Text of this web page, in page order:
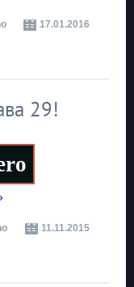
17.01.2016
29!
11.11.2015